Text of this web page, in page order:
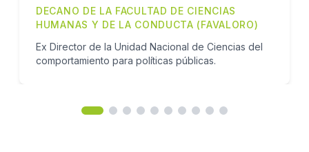
DECANO DE LA FACULTAD DE CIENCIAS
HUMANAS Y DE LA CONDUCTA (FAVALORO)
Ex Director de la Unidad Nacional de Ciencias del
comportamiento para políticas públicas.